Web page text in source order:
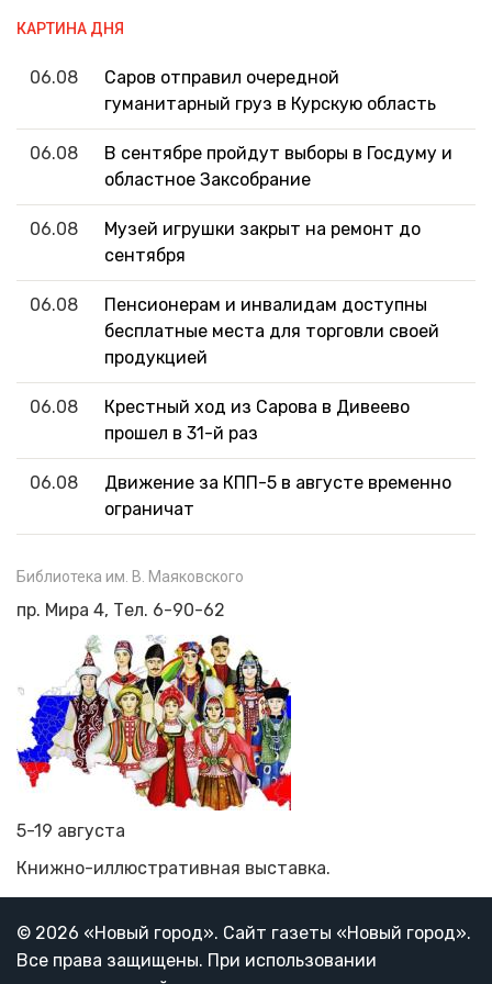
КАРТИНА ДНЯ
06.08
Саров отправил очередной
гуманитарный груз в Курскую область
06.08
В сентябре пройдут выборы в Госдуму и
областное Заксобрание
06.08
Музей игрушки закрыт на ремонт до
сентября
06.08
Пенсионерам и инвалидам доступны
бесплатные места для торговли своей
продукцией
06.08
Крестный ход из Сарова в Дивеево
прошел в 31-й раз
06.08
Движение за КПП-5 в августе временно
ограничат
Библиотека им. В. Маяковского
пр. Мира 4, Тел. 6-90-62
5-19 августа
Книжно-иллюстративная выставка.
© 2026 «Новый город». Cайт газеты «Новый город».
Все права защищены. При использовании